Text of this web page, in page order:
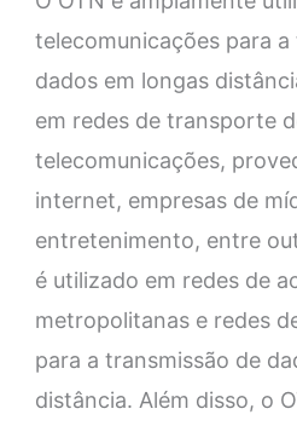
telecomunicações para
dados em longas
em redes de transporte
telecomunicações,
internet, empresas de
entretenimento, entre
é utilizado em redes de
metropolitanas e redes
para a transmissão de
distância. Além disso, o